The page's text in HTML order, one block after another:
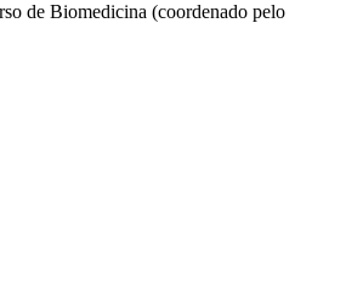
de Biomedicina (coordenado pelo